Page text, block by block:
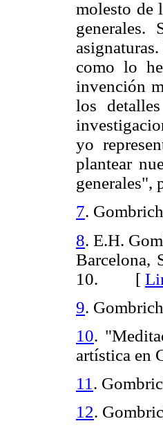
molesto de
generales.
como lo
invención
los
yo
plantear
generales",
7.
8. E.H.
Barcelona,
10. [
9.
10.
artística en
11 .
12.